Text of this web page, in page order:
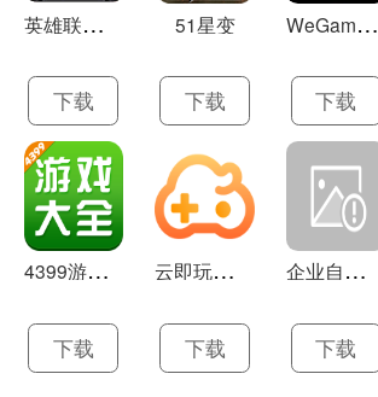
英
雄联盟LOL 13.21
下载
51星变
下载
W
eGame(腾讯游戏平台TGP) 5.10.19.1000
下载
4
399游戏盒 官方下载 7.9.1
下载
云
即玩游戏盒 1.0.5.4
下载
企
业自助建站系统 9.0
下载